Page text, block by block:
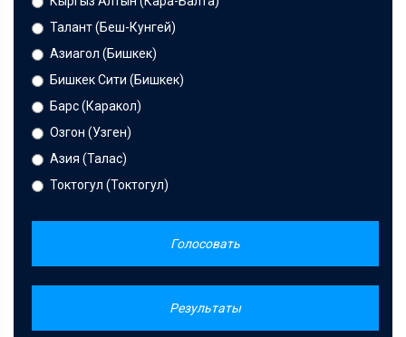
Талант (Беш-Кунгей)
Азиагол (Бишкек)
Бишкек Сити (Бишкек)
Барс (Каракол)
Озгон (Узген)
Азия (Талас)
Токтогул (Токтогул)
Голосовать
Результаты